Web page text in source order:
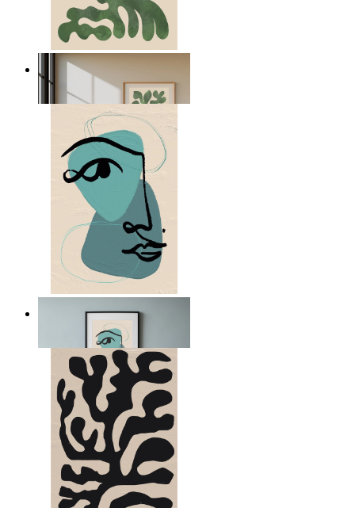
Nordiska gröna former
149 kr
Nordiskt abstrakt porträtt
149 kr